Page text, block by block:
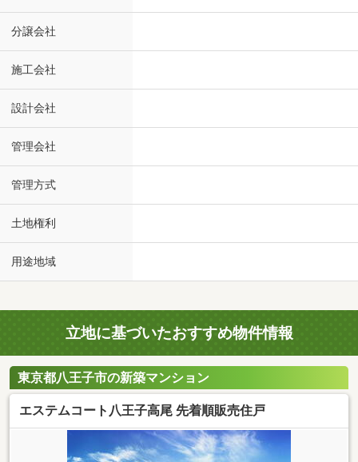
分譲会社
施工会社
設計会社
管理会社
管理方式
土地権利
用途地域
立地に基づいたおすすめ物件情報
東京都八王子市の新築マンション
エステムコート八王子高尾 先着順販売住戸